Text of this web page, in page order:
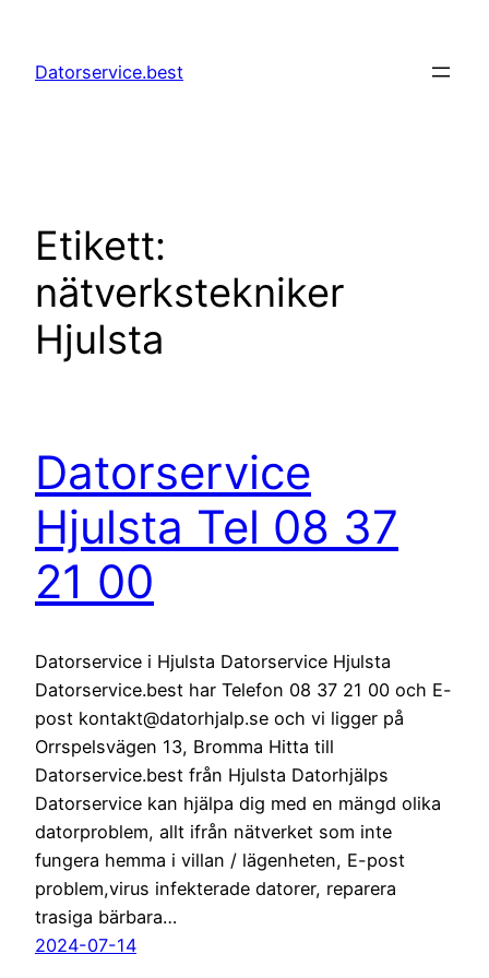
innehåll
Datorservice.best
Etikett:
nätverkstekniker
Hjulsta
Datorservice
Hjulsta Tel 08 37
21 00
Datorservice i Hjulsta Datorservice Hjulsta
Datorservice.best har Telefon 08 37 21 00 och E-
post kontakt@datorhjalp.se och vi ligger på
Orrspelsvägen 13, Bromma Hitta till
Datorservice.best från Hjulsta Datorhjälps
Datorservice kan hjälpa dig med en mängd olika
datorproblem, allt ifrån nätverket som inte
fungera hemma i villan / lägenheten, E-post
problem,virus infekterade datorer, reparera
trasiga bärbara…
2024-07-14